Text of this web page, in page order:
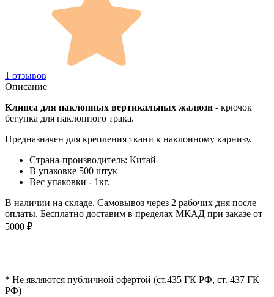
1 отзывов
Описание
Клипса для наклонных вертикальных жалюзи - крючок
бегунка для наклонного трака.
Предназначен для крепления ткани к наклонному карнизу.
Страна-производитель: Китай
В упаковке 500 штук
Вес упаковки - 1кг.
В наличии на складе. Самовывоз через 2 рабочих дня после
оплаты. Бесплатно доставим в пределах МКАД при заказе от
5000 ₽
* Не являются публичной офертой (ст.435 ГК РФ, cт. 437 ГК
РФ)